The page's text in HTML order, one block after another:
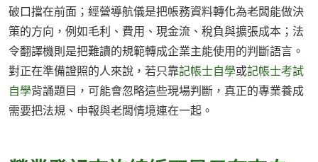
破口擋在前面；經營導航儀是把帳務資料轉化為老闆能做決
策的方向，例如毛利、費用、現金流、稅負與擴張成本；法
令翻譯機則是把難讀的規範轉成企業主能使用的判斷語言。
對正在準備證照的人來說，若只靠記帳士自學或記帳士考試
自學背誦題目，可能會忽略這些現場判斷，真正的專業養成
需要把法規、申報與老闆情境連在一起。